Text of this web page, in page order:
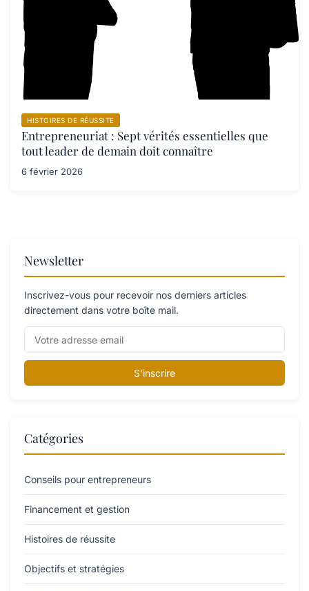
HISTOIRES DE RÉUSSITE
Entrepreneuriat : Sept vérités essentielles que
tout leader de demain doit connaître
6 février 2026
Newsletter
Inscrivez-vous pour recevoir nos derniers articles
directement dans votre boîte mail.
S'inscrire
Catégories
Conseils pour entrepreneurs
Financement et gestion
Histoires de réussite
Objectifs et stratégies